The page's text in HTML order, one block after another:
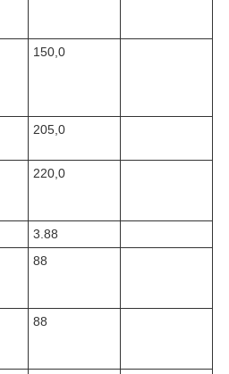
150,0
205,0
220,0
3.88
88
88